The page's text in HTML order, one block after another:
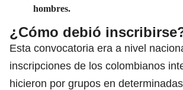
hombres.
¿Cómo debió
Esta convocatoria era a nivel
inscripciones de los colombianos
hicieron por grupos en